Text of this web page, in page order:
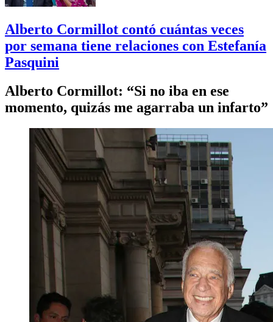
Alberto Cormillot contó cuántas veces
por semana tiene relaciones con Estefanía
Pasquini
Alberto Cormillot: “Si no iba en ese
momento, quizás me agarraba un infarto”